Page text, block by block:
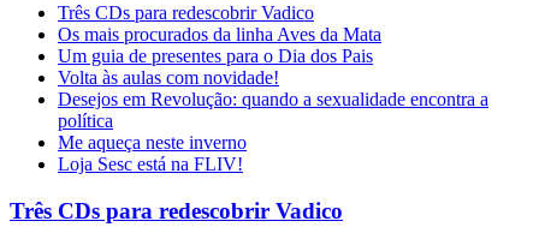
Três CDs para redescobrir Vadico
Os mais procurados da linha Aves da Mata
Um guia de presentes para o Dia dos Pais
Volta às aulas com novidade!
Desejos em Revolução: quando a sexualidade encontra a
política
Me aqueça neste inverno
Loja Sesc está na FLIV!
Três CDs para redescobrir Vadico